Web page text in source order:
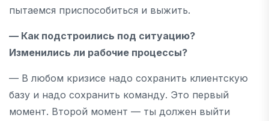
пытаемся приспособиться и выжить.
— Как подстроились под ситуацию?
Изменились ли рабочие процессы?
— В любом кризисе надо сохранить клиентскую
базу и надо сохранить команду. Это первый
момент. Второй момент — ты должен выйти